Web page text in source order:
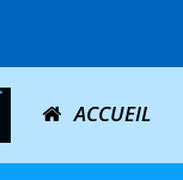
ACCUEIL